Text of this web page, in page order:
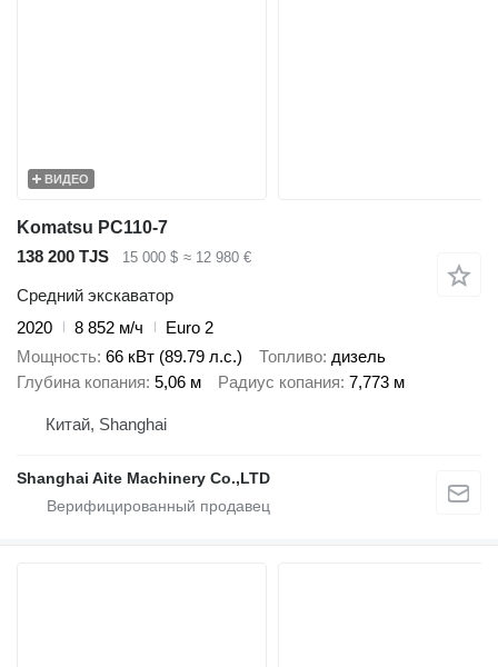
ВИДЕО
Komatsu PC110-7
138 200 TJS
15 000 $ ≈ 12 980 €
Средний экскаватор
2020
8 852 м/ч
Euro 2
Мощность 66 кВт (89.79 л.с.) Топливо дизель
Глубина копания 5,06 м Радиус копания 7,773 м
Китай, Shanghai
Shanghai Aite Machinery Co.,LTD